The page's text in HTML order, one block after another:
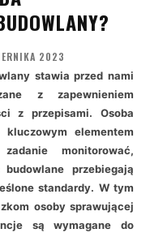
2023
stawia przed nami
z zapewnieniem
z przepisami. Osoba
elementem
monitorować,
przebiegają
standardy. W tym
osoby sprawującej
są wymagane do